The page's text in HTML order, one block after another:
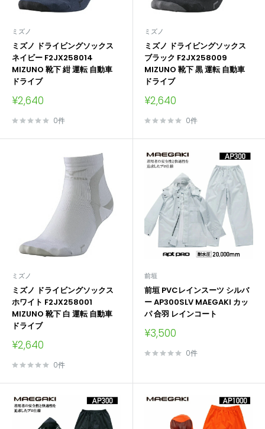
ミズノ
ミズノ ドライビングソックス
ネイビー F2JX258014
MIZUNO 靴下 紺 運転 自動車
ドライブ
販
価
¥2,640
0件
ミズノ
ミズノ ドライビングソックス
ブラック F2JX258009
MIZUNO 靴下 黒 運転 自動車
ドライブ
販
価
¥2,640
0件
ミズノ
ミズノ ドライビングソックス
ホワイト F2JX258001
MIZUNO 靴下 白 運転 自動車
ドライブ
販
価
¥2,640
0件
前垣
前垣 PVCレインスーツ シルバ
ー AP300SLV MAEGAKI カッ
パ 合羽 レインコート
販
価
¥3,500
0件